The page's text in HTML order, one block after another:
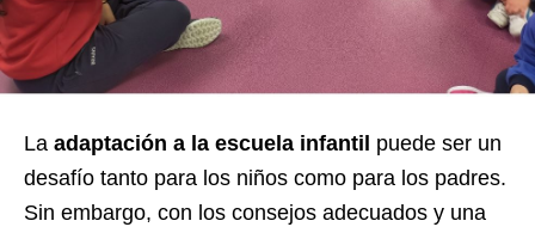
La adaptación a la escuela infantil puede ser un
desafío tanto para los niños como para los padres.
Sin embargo, con los consejos adecuados y una